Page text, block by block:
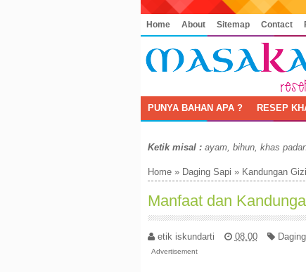
Home About Sitemap Contact
PUNYA BAHAN APA ? RESEP
Ketik misal :ayam, bihun, khas
Home» Daging Sapi » Kandungan Gizi
Manfaat dan
etik iskundarti 08.00
Advertisement